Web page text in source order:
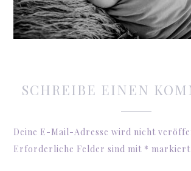
SCHREIBE EINEN
Deine E-Mail-Adresse wird nicht
Erforderliche Felder sind mit * markiert